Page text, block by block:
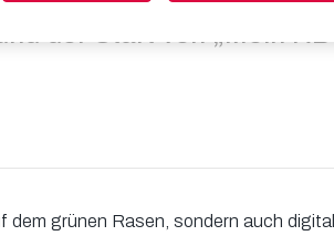
der Start von „Mein
dem grünen Rasen, sondern auch